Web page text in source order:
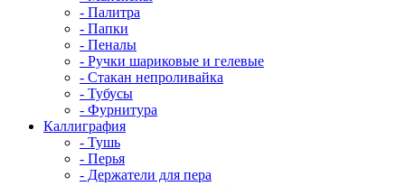
- Палитра
- Папки
- Пеналы
- Ручки шариковые и гелевые
- Стакан непроливайка
- Тубусы
- Фурнитура
Каллиграфия
- Тушь
- Перья
- Держатели для пера